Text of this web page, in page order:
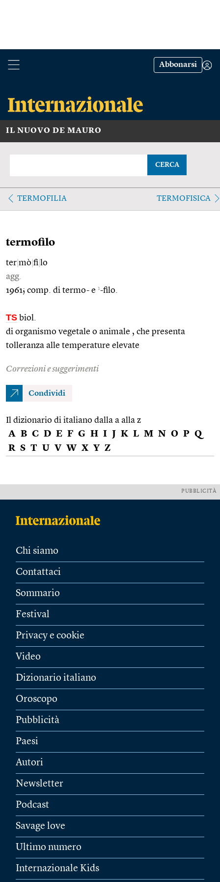
Abbonarsi
IL NUOVO DE MAURO
CERCA
TERMOFILIA TERMOFISICA
termofilo
ter mò fi lo
agg.
1961; comp. di termo- e 1-filo.
TS biol.
di organismo vegetale o animale , che presenta
tolleranza alle temperature elevate
Correzioni e suggerimenti
Condividi
Il dizionario di italiano dalla a alla z
A B C D E F G H I J K L M N O P Q
R S T U V W X Y Z
PUBBLICITÀ
Chi siamo
Contattaci
Sommario
Festival
Privacy e cookie
Video
Dizionario italiano
Oroscopo
Pubblicità
Paesi
Autori
Newsletter
Podcast
Savage love
Ultimo numero
Internazionale Kids